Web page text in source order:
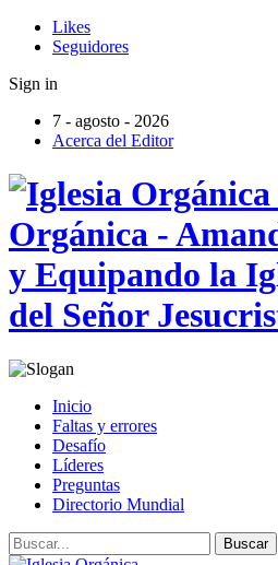
Likes
Seguidores
Sign in
7 - agosto - 2026
Acerca del Editor
Orgánica -
y Equipando la
del Señor
Inicio
Faltas y errores
Desafío
Líderes
Preguntas
Directorio Mundial